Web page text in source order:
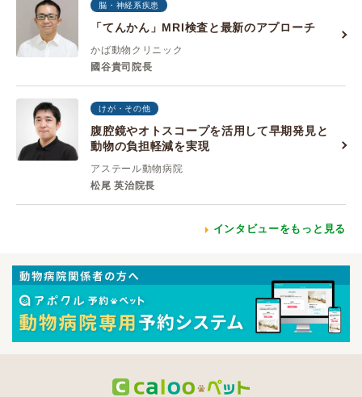
脳・神経系疾患
「てんかん」MRI検査と最新のアプローチ
かば動物クリニック
國谷貴司院長
けが・その他
腹腔鏡やオトスコープを活用して早期発見と
動物の負担軽減を実現
アステール動物病院
松尾 英治院長
インタビューをもっと見る